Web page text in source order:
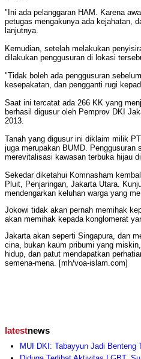
"Ini ada pelanggaran HAM. Karena
petugas mengakunya ada kejahatan,
lanjutnya.
Kemudian, setelah melakukan
dilakukan penggusuran di lokasi
"Tidak boleh ada penggusuran
kesepakatan, dan pengganti rugi
Saat ini tercatat ada 266 KK yang
berhasil digusur oleh Pemprov DKI
2013.
Tanah yang digusur ini diklaim milik
juga merupakan BUMD. Penggusuran
merevitalisasi kawasan terbuka hijau
Sekedar diketahui Komnasham
Pluit, Penjaringan, Jakarta Utara.
mendengarkan keluhan warga yang
Jokowi tidak akan pernah memihak
akan memihak kepada konglomerat
Jakarta akan seperti Singapura, dan
cina, bukan kaum pribumi yang
hidup, dan patut mendapatkan
semena-mena. [mh/voa-islam.com]
latestnews
MUI DKI: Tabayyun Jadi Benteng